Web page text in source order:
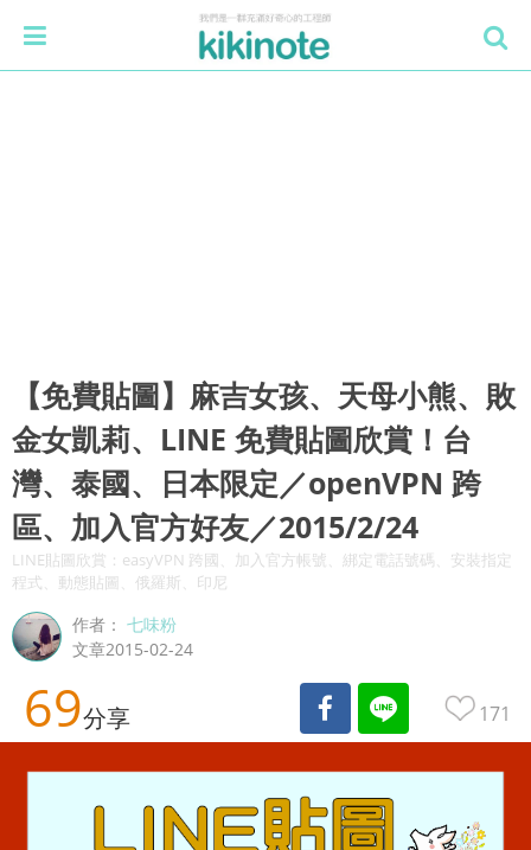
【免費貼圖】麻吉女孩、天母小熊、敗
金女凱莉、LINE 免費貼圖欣賞！台
灣、泰國、日本限定／openVPN 跨
區、加入官方好友／2015/2/24
LINE貼圖欣賞：easyVPN 跨國、加入官方帳號、綁定電話號碼、安裝指定
程式、動態貼圖、俄羅斯、印尼
作者：七味粉
文章2015-02-24
69分享 171